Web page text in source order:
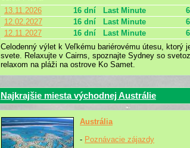
13.11.2026
16 dní Last Minute
12.02.2027
16 dní Last Minute
12.11.2027
16 dní Last Minute
Celodenný výlet k Veľkému bariérovému útesu,
svete. Relaxujte v Cairns, spoznajte Sydney so
relaxom na pláži na ostrove Ko Samet.
Najkrajšie miesta východnej Austrálie
Austrália
- Poznávacie zájazdy